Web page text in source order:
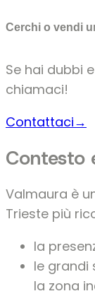
Cerchi o vendi
Se hai dubbi
chiamaci!
Contattaci→
Contesto
Valmaura è
Trieste più
la
le grandi
la zona